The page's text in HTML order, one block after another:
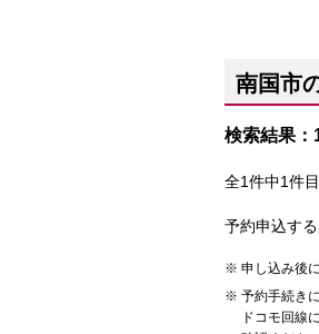
南国市
検索結果：
全1件中1件
予約申込す
申し込み後
予約手続き
ドコモ回線